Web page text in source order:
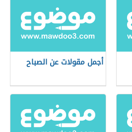
أجمل مقولات عن الصباح